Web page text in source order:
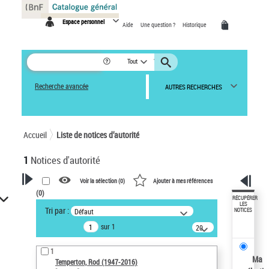
Espace personnel Aide Une question ? Historique
Tout
Recherche avancée AUTRES RECHERCHES
Accueil Liste de notices d’autorité
1 Notices d'autorité
VOTRE RECHERCHE
Recherche avancée dans les
notices d’autorité
Œuvres liées à l'auteur :
Temperton, Rod (1947-2016)
Voir la sélection (0) Ajouter à mes références
(0)
Tri par : Défaut
sur 1
20
résultats/page
1
Temperton, Rod (1947-2016)
RÉCUPÉRER
LES
NOTICES
Ma
Panneau de gestion des cookies